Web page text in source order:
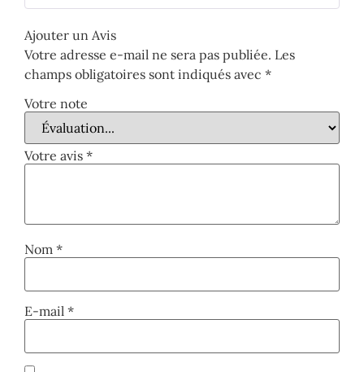
Note5sur
Ajouter un Avis
Votre adresse e-mail ne sera pas publiée. Les
champs obligatoires sont indiqués avec *
Votre note
Votre avis *
Nom *
E-mail *